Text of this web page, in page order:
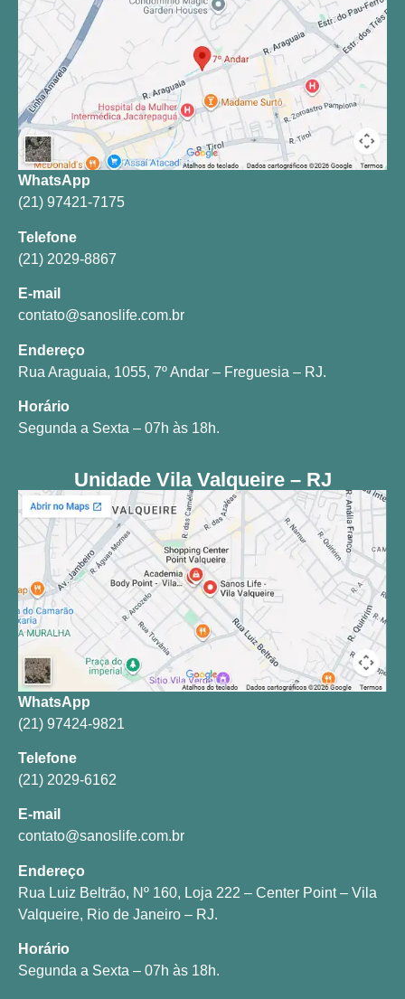
WhatsApp
(21) 97421-7175
Telefone
(21) 2029-8867
E-mail
contato@sanoslife.com.br
Endereço
Rua Araguaia, 1055, 7º Andar – Freguesia – RJ.
Horário
Segunda a Sexta – 07h às 18h.
Unidade Vila Valqueire – RJ
WhatsApp
(21) 97424-9821
Telefone
(21) 2029-6162
E-mail
contato@sanoslife.com.br
Endereço
Rua Luiz Beltrão, Nº 160, Loja 222 – Center Point – Vila
Valqueire, Rio de Janeiro – RJ.
Horário
Segunda a Sexta – 07h às 18h.